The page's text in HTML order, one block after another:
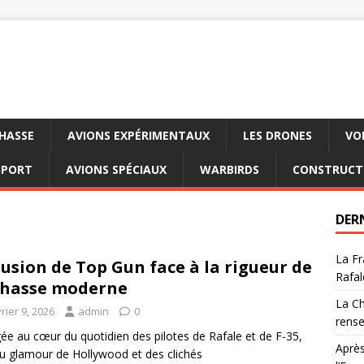
AVIONS EXPÉRIMENTAUX LES DRONES
AVIONS SPÉCIAUX WARBIRDS
de Top Gun face à la rigueur de
moderne
9, 2026 admin 0
au cœur du quotidien des pilotes de Rafale et de F-35,
glamour de Hollywood et des clichés
La
La